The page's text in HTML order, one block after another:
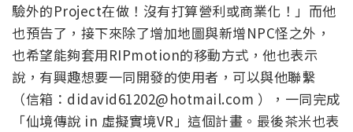
驗外的Project在做！沒有打算營利或商業化！」而他
也預告了，接下來除了增加地圖與新增NPC怪之外，
也希望能夠套用RIPmotion的移動方式，他也表示
說，有興趣想要一同開發的使用者，可以與他聯繫
（信箱：didavid61202@hotmail.com ），一同完成
「仙境傳說 in 虛擬實境VR」這個計畫。最後茶米也表